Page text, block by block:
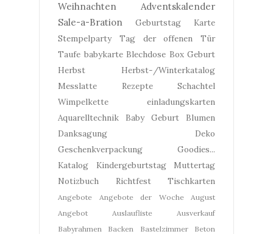
Weihnachten
Adventskalender
Sale-a-Bration
Geburtstag
Karte
Stempelparty
Tag der offenen Tür
Taufe babykarte Blechdose Box Geburt
Herbst
Herbst-/Winterkatalog
Messlatte
Rezepte
Schachtel
Wimpelkette
einladungskarten
Aquarelltechnik
Baby Geburt
Blumen
Danksagung
Deko
Geschenkverpackung
Goodies...
Katalog
Kindergeburtstag
Muttertag
Notizbuch
Richtfest Tischkarten
Angebote Angebote der Woche
August
Angebot
Auslaufliste
Ausverkauf
Babyrahmen
Backen Bastelzimmer
Beton